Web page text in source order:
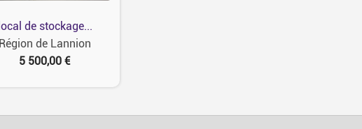
local de stockage...
Région de Lannion
5 500,00 €